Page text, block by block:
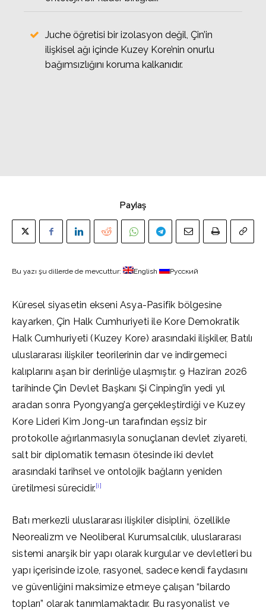
Juche öğretisi bir izolasyon değil, Çin’in
ilişkisel ağı içinde Kuzey Kore’nin onurlu
bağımsızlığını koruma kalkanıdır.
Paylaş
Bu yazı şu dillerde de mevcuttur: English Русский
Küresel siyasetin ekseni Asya-Pasifik bölgesine
kayarken, Çin Halk Cumhuriyeti ile Kore Demokratik
Halk Cumhuriyeti (Kuzey Kore) arasındaki ilişkiler, Batılı
uluslararası ilişkiler teorilerinin dar ve indirgemeci
kalıplarını aşan bir derinliğe ulaşmıştır. 9 Haziran 2026
tarihinde Çin Devlet Başkanı Şi Cinping’in yedi yıl
aradan sonra Pyongyang’a gerçekleştirdiği ve Kuzey
Kore Lideri Kim Jong-un tarafından eşsiz bir
protokolle ağırlanmasıyla sonuçlanan devlet ziyareti,
salt bir diplomatik temasın ötesinde iki devlet
arasındaki tarihsel ve ontolojik bağların yeniden
üretilmesi sürecidir.[i]
Batı merkezli uluslararası ilişkiler disiplini, özellikle
Neorealizm ve Neoliberal Kurumsalcılık, uluslararası
sistemi anarşik bir yapı olarak kurgular ve devletleri bu
yapı içerisinde izole, rasyonel, sadece kendi faydasını
ve güvenliğini maksimize etmeye çalışan “bilardo
topları” olarak tanımlamaktadır. Bu rasyonalist ve